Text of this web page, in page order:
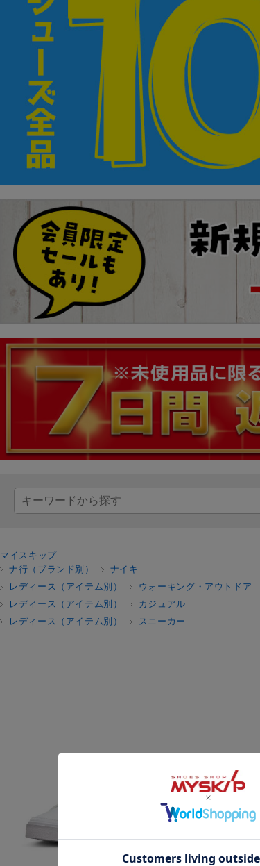
マイスキップ
ナ行（ブランド別）
ナイキ
レディース（アイテム別）
ウォーキング・アウトドア
レディース（アイテム別）
カジュアル
レディース（アイテム別）
スニーカー